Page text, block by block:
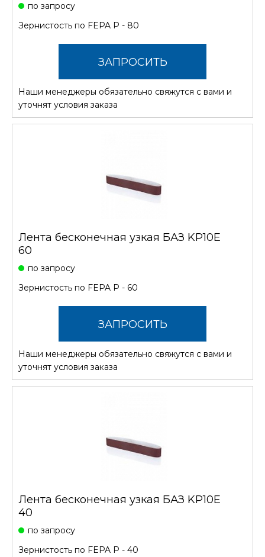
по запросу
Зернистость по FEPA P - 80
ЗАПРОСИТЬ
СТОИМОСТЬ
Наши менеджеры обязательно свяжутся с вами и
уточнят условия заказа
Лента бесконечная узкая БАЗ KP10E
60
по запросу
Зернистость по FEPA P - 60
ЗАПРОСИТЬ
СТОИМОСТЬ
Наши менеджеры обязательно свяжутся с вами и
уточнят условия заказа
Лента бесконечная узкая БАЗ KP10E
40
по запросу
Зернистость по FEPA P - 40